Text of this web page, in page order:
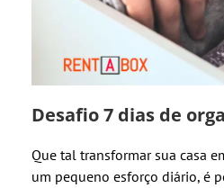
Desafio 7 dias de
Que tal transformar sua casa
um pequeno esforço diário, é